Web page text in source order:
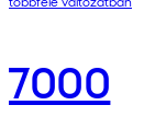
7000